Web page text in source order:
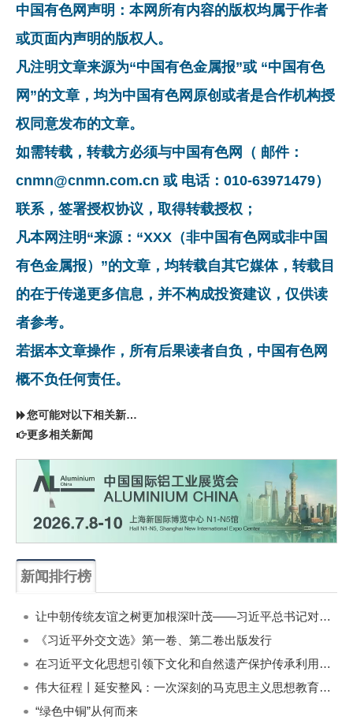
中国有色网声明：本网所有内容的版权均属于作者
或页面内声明的版权人。
凡注明文章来源为“中国有色金属报”或 “中国有色
网”的文章，均为中国有色网原创或者是合作机构授
权同意发布的文章。
如需转载，转载方必须与中国有色网（ 邮件：
cnmn@cnmn.com.cn 或 电话：010-63971479）
联系，签署授权协议，取得转载授权；
凡本网注明“来源：“XXX（非中国有色网或非中国
有色金属报）”的文章，均转载自其它媒体，转载目
的在于传递更多信息，并不构成投资建议，仅供读
者参考。
若据本文章操作，所有后果读者自负，中国有色网
概不负任何责任。
您可能对以下相关新闻同样感兴趣
更多相关新闻
新闻排行榜
让中朝传统友谊之树更加根深叶茂——习近平总书记对朝鲜进行国事访问纪实
《习近平外交文选》第一卷、第二卷出版发行
在习近平文化思想引领下文化和自然遗产保护传承利用工作开创新局面
伟大征程丨延安整风：一次深刻的马克思主义思想教育运动
“绿色中铜”从何而来